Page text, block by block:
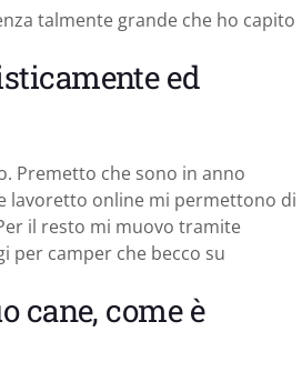
talmente grande che ho capito
ed
Premetto che sono in anno
lavoretto online mi permettono di
il resto mi muovo tramite
per camper che becco su
cane, come è